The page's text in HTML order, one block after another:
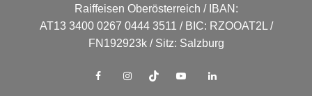
Raiffeisen Oberösterreich / IBAN:
AT13 3400 0267 0444 3511 / BIC: RZOOAT2L /
FN192923k / Sitz: Salzburg